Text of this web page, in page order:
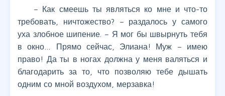
– Как смеешь ты являться ко мне и что-то
требовать, ничтожество? – раздалось у самого
уха злобное шипение. – Я мог бы швырнуть тебя
в окно… Прямо сейчас, Элиана! Муж – имею
право! Да ты в ногах должна у меня валяться и
благодарить за то, что позволяю тебе дышать
одним со мной воздухом, мерзавка!